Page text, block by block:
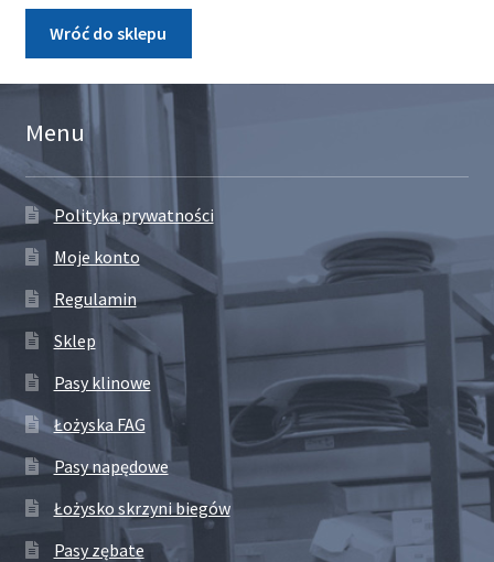
Wróć do sklepu
Menu
Polityka prywatności
Moje konto
Regulamin
Sklep
Pasy klinowe
Łożyska FAG
Pasy napędowe
Łożysko skrzyni biegów
Pasy zębate